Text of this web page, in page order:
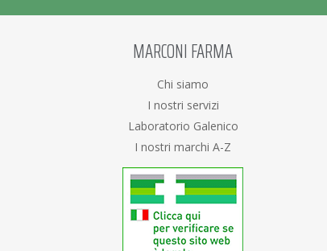
MARCONI FARMA
Chi siamo
I nostri servizi
Laboratorio Galenico
I nostri marchi A-Z